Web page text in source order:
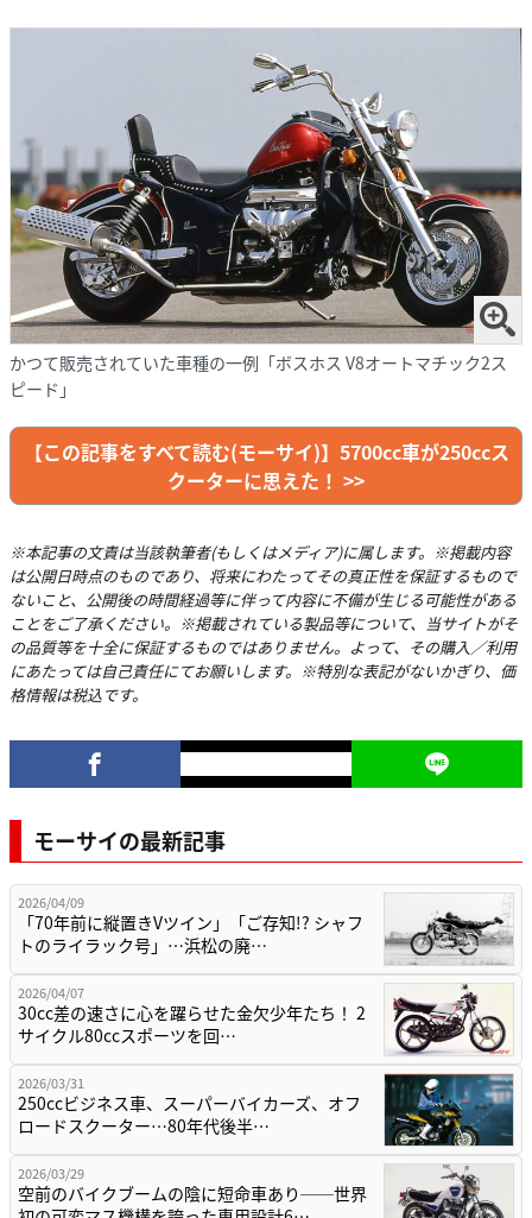
かつて販売されていた車種の一例「ボスホス V8オートマチック2ス
ピード」
【この記事をすべて読む(モーサイ)】5700cc車が250ccス
クーターに思えた！ >>
※本記事の文責は当該執筆者(もしくはメディア)に属します。※掲載内容
は公開日時点のものであり、将来にわたってその真正性を保証するもので
ないこと、公開後の時間経過等に伴って内容に不備が生じる可能性がある
ことをご了承ください。※掲載されている製品等について、当サイトがそ
の品質等を十全に保証するものではありません。よって、その購入／利用
にあたっては自己責任にてお願いします。※特別な表記がないかぎり、価
格情報は税込です。
モーサイの最新記事
2026/04/09
「70年前に縦置きVツイン」「ご存知!? シャフ
トのライラック号」…浜松の廃…
2026/04/07
30cc差の速さに心を躍らせた金欠少年たち！ 2
サイクル80ccスポーツを回…
2026/03/31
250ccビジネス車、スーパーバイカーズ、オフ
ロードスクーター…80年代後半…
2026/03/29
空前のバイクブームの陰に短命車あり──世界